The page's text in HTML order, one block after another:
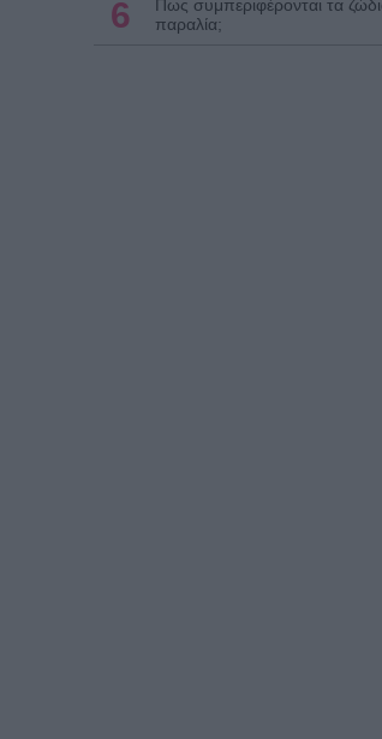
6
Πως συμπεριφέρονται τα
παραλία;